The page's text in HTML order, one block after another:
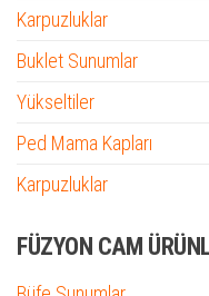
Karpuzluklar
Buklet Sunumlar
Yükseltiler
Ped Mama Kapları
Karpuzluklar
FÜZYON CAM